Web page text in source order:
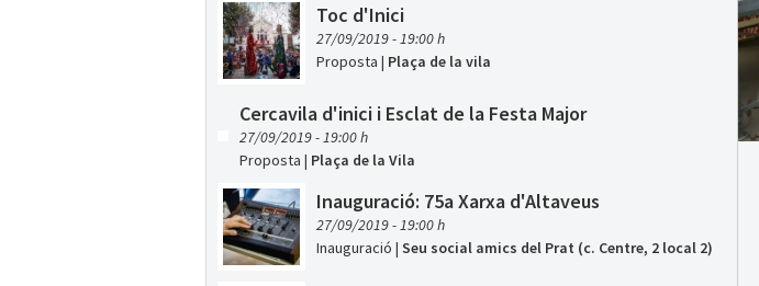
Toc d'Inici
27/09/2019 - 19:00 h
Proposta | Plaça de la vila
Cercavila d'inici i Esclat de la Festa Major
27/09/2019 - 19:00 h
Proposta | Plaça de la Vila
Inauguració: 75a Xarxa d'Altaveus
27/09/2019 - 19:00 h
Inauguració | Seu social amics del Prat (c. Centre, 2 local 2)